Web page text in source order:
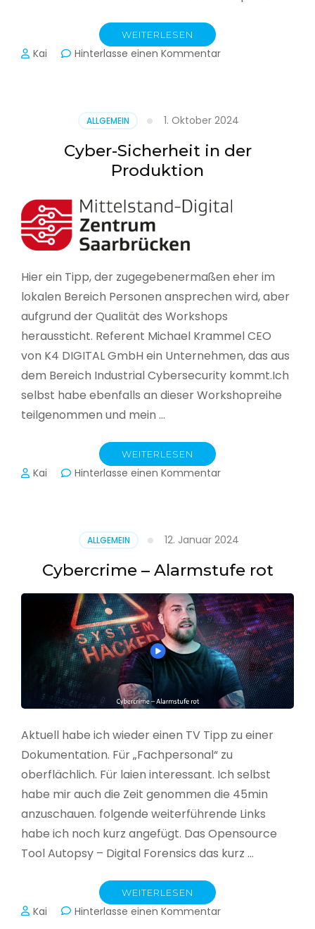
WEITERLESEN
Kai Hinterlasse einen Kommentarzu
seinen
Lagebericht
zur
in
Deutschland
ALLGEMEIN 1. Oktober 2024
Cyber-Sicherheit in der
Produktion
Hier ein Tipp, der zugegebenermaßen eher im
lokalen Bereich Personen ansprechen wird, aber
aufgrund der Qualität des Workshops
heraussticht. Referent Michael Krammel CEO
von K4 DIGITAL GmbH ein Unternehmen, das aus
dem Bereich Industrial Cybersecurity kommt.Ich
selbst habe ebenfalls an dieser Workshopreihe
teilgenommen und mein …
WEITERLESEN
Kai Hinterlasse einen Kommentarzu
Produktion
ALLGEMEIN 12. Januar 2024
Cybercrime – Alarmstufe rot
Aktuell habe ich wieder einen TV Tipp zu einer
Dokumentation. Für „Fachpersonal“ zu
oberflächlich. Für laien interessant. Ich selbst
habe mir auch die Zeit genommen die 45min
anzuschauen. folgende weiterführende Links
habe ich noch kurz angefügt. Das Opensource
Tool Autopsy – Digital Forensics das kurz …
WEITERLESEN
Kai Hinterlasse einen Kommentarzu